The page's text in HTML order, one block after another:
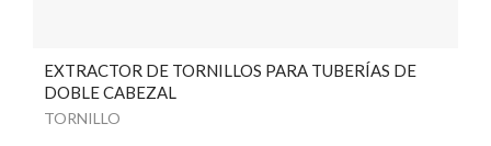
EXTRACTOR DE TORNILLOS PARA TUBERÍAS DE
DOBLE CABEZAL
TORNILLO